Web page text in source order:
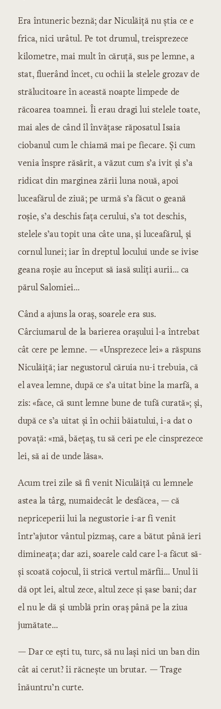
Era întuneric beznă; dar Niculăiță nu știa ce e
frica, nici urâtul. Pe tot drumul, treisprezece
kilometre, mai mult în căruță, sus pe lemne, a
stat, fluerând încet, cu ochii la stelele grozav de
strălucitoare în această noapte limpede de
răcoarea toamnei. Îi erau dragi lui stelele toate,
mai ales de când îl învățase răposatul Isaia
ciobanul cum le chiamă mai pe fiecare. Și cum
venia înspre răsărit, a văzut cum s’a ivit și s’a
ridicat din marginea zării luna nouă, apoi
luceafărul de ziuă; pe urmă s’a făcut o geană
roșie, s’a deschis fața cerului, s’a tot deschis,
stelele s’au topit una câte una, și luceafărul, și
cornul lunei; iar în dreptul locului unde se ivise
geana roșie au început să iasă suliți aurii… ca
părul Salomiei…
Când a ajuns la oraș, soarele era sus.
Cârciumarul de la barierea orașului l-a întrebat
cât cere pe lemne. — «Unsprezece lei» a răspuns
Niculăiță; iar negustorul căruia nu-i trebuia, că
el avea lemne, după ce s’a uitat bine la marfă, a
zis: «face, că sunt lemne bune de tufă curată»; și,
după ce s’a uitat și în ochii băiatului, i-a dat o
povață: «mă, băețaș, tu să ceri pe ele cinsprezece
lei, să ai de unde lăsa».
Acum trei zile să fi venit Niculăiță cu lemnele
astea la târg, numaidecât le desfăcea, — că
nepriceperii lui la negustorie i-ar fi venit
într’ajutor vântul pizmaș, care a bătut până ieri
dimineața; dar azi, soarele cald care l-a făcut să-
și scoată cojocul, îi strică vertul mărfii… Unul îi
dă opt lei, altul zece, altul zece și șase bani; dar
el nu le dă și umblă prin oraș până pe la ziua
jumătate…
— Dar ce ești tu, turc, să nu lași nici un ban din
cât ai cerut? îi răcnește un brutar. — Trage
înăuntru’n curte.